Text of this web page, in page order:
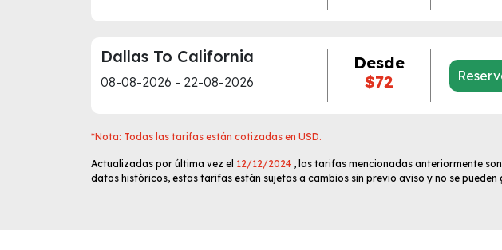
Dallas To California
08-08-2026 - 22-08-2026
Desde
$72
*Nota: Todas las tarifas están cotizadas en USD.
Actualizadas por última vez el 12/12/2024 , las tarifas mencionadas anteriormente
datos históricos, estas tarifas están sujetas a cambios sin previo aviso y no se